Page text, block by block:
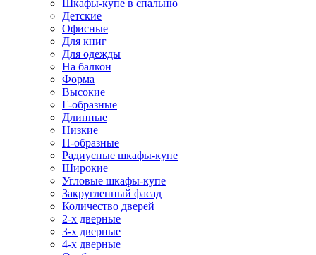
Шкафы-купе в спальню
Детские
Офисные
Для книг
Для одежды
На балкон
Форма
Высокие
Г-образные
Длинные
Низкие
П-образные
Радиусные шкафы-купе
Широкие
Угловые шкафы-купе
Закругленный фасад
Количество дверей
2-х дверные
3-х дверные
4-х дверные